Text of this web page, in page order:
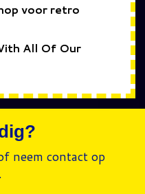
voor retro
All Of Our
neem contact op